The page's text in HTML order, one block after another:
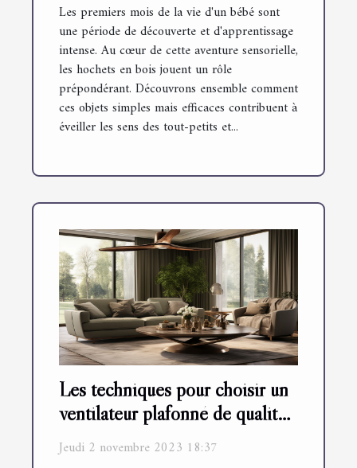
Les premiers mois de la vie d'un bébé sont
une période de découverte et d'apprentissage
intense. Au cœur de cette aventure sensorielle,
les hochets en bois jouent un rôle
prépondérant. Découvrons ensemble comment
ces objets simples mais efficaces contribuent à
éveiller les sens des tout-petits et...
Les techniques pour choisir un
ventilateur plafonné de qualité
?
Jeudi 2 novembre 2023 18:37